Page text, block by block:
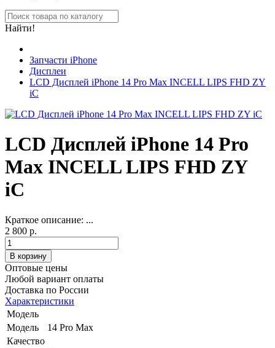
Найти!
Запчасти iPhone
Дисплеи
LCD Дисплей iPhone 14 Pro Max INCELL LIPS FHD ZY
iC
LCD Дисплей iPhone 14 Pro
Max INCELL LIPS FHD ZY
iC
Краткое описание: ...
2 800 р.
Оптовые цены
Любой вариант оплаты
Доставка по России
Характеристики
Модель
Модель
14 Pro Max
Качество